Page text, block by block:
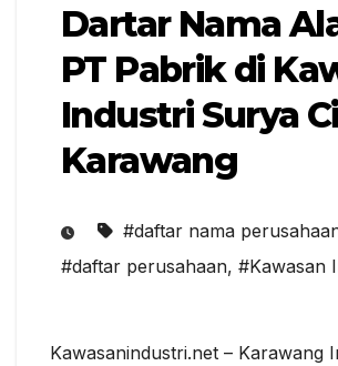
Dartar Nama
PT Pabrik di
Industri Surya
Karawang
#daftar nama
#daftar perusahaan, #Kawasan
Kawasanindustri.net – Karawang